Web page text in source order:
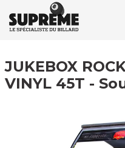
JUKEBOX
VINYL 45T -